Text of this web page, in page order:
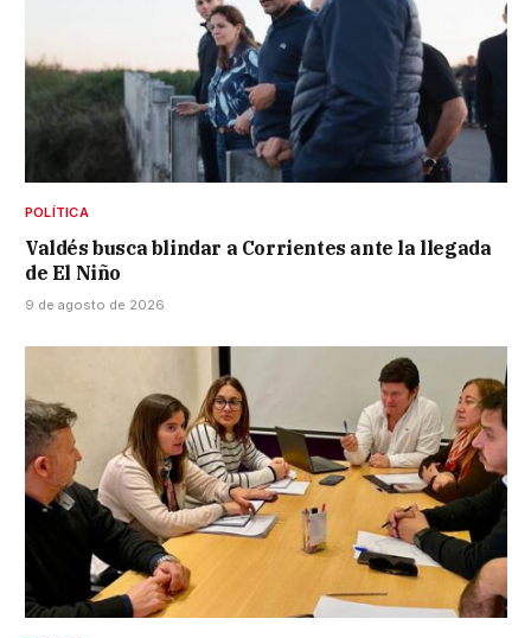
POLÍTICA
Valdés busca blindar a Corrientes ante la llegada
de El Niño
9 de agosto de 2026